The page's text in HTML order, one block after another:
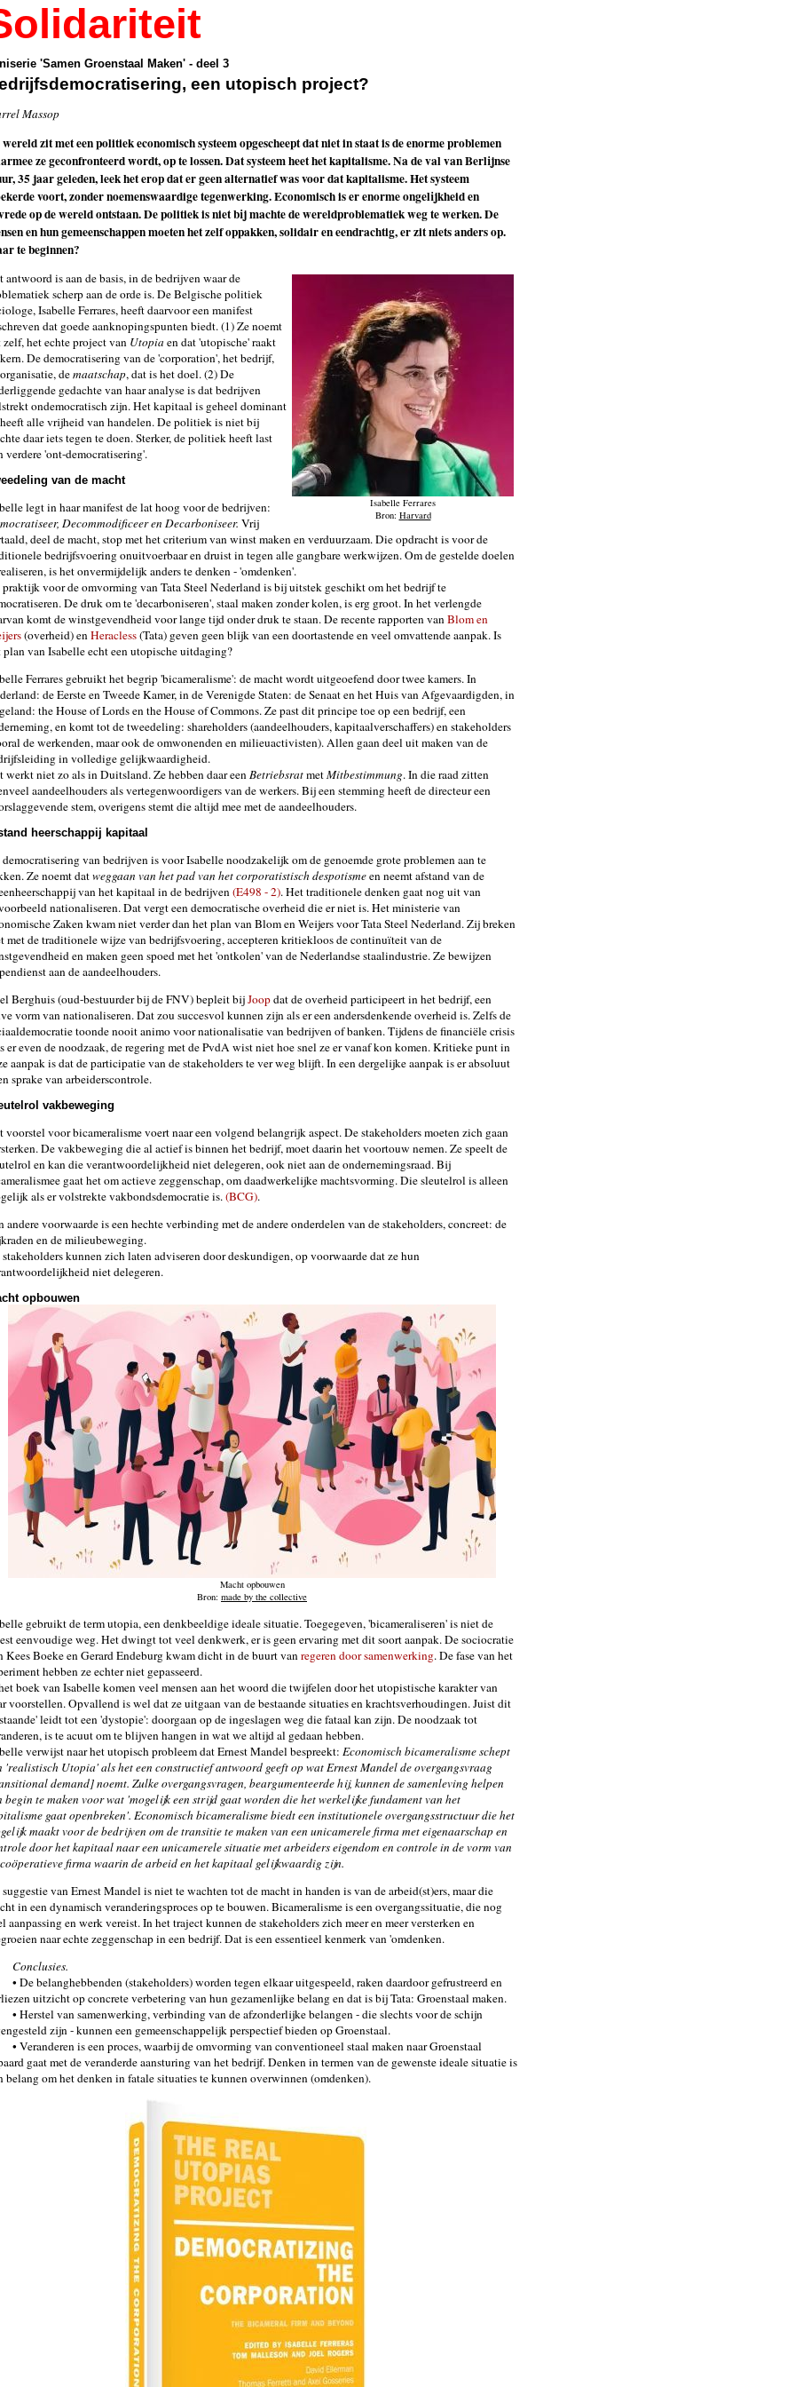
'Samen Groenstaal Maken' - deel 3
een utopisch project?
Massop
zit met een politiek economisch systeem opgescheept dat niet in staat is de enorme problemen
ze geconfronteerd wordt, op te lossen. Dat systeem heet het kapitalisme. Na de val van Berlijnse
35 jaar geleden, leek het erop dat er geen alternatief was voor dat kapitalisme. Het systeem
voort, zonder noemenswaardige tegenwerking. Economisch is er enorme ongelijkheid en
op de wereld ontstaan. De politiek is niet bij machte de wereldproblematiek weg te werken. De
en hun gemeenschappen moeten het zelf oppakken, solidair en eendrachtig, er zit niets anders op.
te beginnen?
Isabelle Ferrares
Bron: Harvard
antwoord is aan de basis, in de bedrijven waar de
scherp aan de orde is. De Belgische politiek
Isabelle Ferrares, heeft daarvoor een manifest
dat goede aanknopingspunten biedt. (1) Ze noemt
zelf, het echte project van Utopia en dat 'utopische' raakt
De democratisering van de 'corporation', het bedrijf,
demaatschap, dat is het doel. (2) De
gedachte van haar analyse is dat bedrijven
ondemocratisch zijn. Het kapitaal is geheel dominant
alle vrijheid van handelen. De politiek is niet bij
daar iets tegen te doen. Sterker, de politiek heeft last
verdere 'ont-democratisering'.
van de macht
legt in haar manifest de lat hoog voor de bedrijven:
Decommodificeer en Decarboniseer. Vrij
deel de macht, stop met het criterium van winst maken en verduurzaam. Die opdracht is voor de
bedrijfsvoering onuitvoerbaar en druist in tegen alle gangbare werkwijzen. Om de gestelde doelen
is het onvermijdelijk anders te denken - 'omdenken'.
praktijk voor de omvorming van Tata Steel Nederland is bij uitstek geschikt om het bedrijf te
De druk om te 'decarboniseren', staal maken zonder kolen, is erg groot. In het verlengde
komt de winstgevendheid voor lange tijd onder druk te staan. De recente rapporten vanBlom en
(overheid) enHeracless(Tata) geven geen blijk van een doortastende en veel omvattende aanpak. Is
plan van Isabelle echt een utopische uitdaging?
Ferrares gebruikt het begrip 'bicameralisme': de macht wordt uitgeoefend door twee kamers. In
de Eerste en Tweede Kamer, in de Verenigde Staten: de Senaat en het Huis van Afgevaardigden, in
the House of Lords en the House of Commons. Ze past dit principe toe op een bedrijf, een
en komt tot de tweedeling: shareholders (aandeelhouders, kapitaalverschaffers) en stakeholders
de werkenden, maar ook de omwonenden en milieuactivisten). Allen gaan deel uit maken van de
in volledige gelijkwaardigheid.
werkt niet zo als in Duitsland. Ze hebben daar eenBetriebsratmetMitbestimmung. In die raad zitten
aandeelhouders als vertegenwoordigers van de werkers. Bij een stemming heeft de directeur een
stem, overigens stemt die altijd mee met de aandeelhouders.
heerschappij kapitaal
van bedrijven is voor Isabelle noodzakelijk om de genoemde grote problemen aan te
Ze noemt datweggaan van het pad van het corporatistisch despotismeen neemt afstand van de
van het kapitaal in de bedrijven(E498 - 2). Het traditionele denken gaat nog uit van
nationaliseren. Dat vergt een democratische overheid die er niet is. Het ministerie van
Zaken kwam niet verder dan het plan van Blom en Weijers voor Tata Steel Nederland. Zij breken
met de traditionele wijze van bedrijfsvoering, accepteren kritiekloos de continuïteit van de
en maken geen spoed met het 'ontkolen' van de Nederlandse staalindustrie. Ze bewijzen
aan de aandeelhouders.
Berghuis (oud-bestuurder bij de FNV) bepleit bijJoopdat de overheid participeert in het bedrijf, een
vorm van nationaliseren. Dat zou succesvol kunnen zijn als er een andersdenkende overheid is. Zelfs de
toonde nooit animo voor nationalisatie van bedrijven of banken. Tijdens de financiële crisis
er even de noodzaak, de regering met de PvdA wist niet hoe snel ze er vanaf kon komen. Kritieke punt in
aanpak is dat de participatie van de stakeholders te ver weg blijft. In een dergelijke aanpak is er absoluut
sprake van arbeiderscontrole.
vakbeweging
voorstel voor bicameralisme voert naar een volgend belangrijk aspect. De stakeholders moeten zich gaan
De vakbeweging die al actief is binnen het bedrijf, moet daarin het voortouw nemen. Ze speelt de
en kan die verantwoordelijkheid niet delegeren, ook niet aan de ondernemingsraad. Bij
gaat het om actieve zeggenschap, om daadwerkelijke machtsvorming. Die sleutelrol is alleen
als er volstrekte vakbondsdemocratie is.(BCG).
andere voorwaarde is een hechte verbinding met de andere onderdelen van de stakeholders, concreet: de
en de milieubeweging.
kunnen zich laten adviseren door deskundigen, op voorwaarde dat ze hun
niet delegeren.
opbouwen
Macht opbouwen
Bron: made by the collective
gebruikt de term utopia, een denkbeeldige ideale situatie. Toegegeven, 'bicameraliseren' is niet de
eenvoudige weg. Het dwingt tot veel denkwerk, er is geen ervaring met dit soort aanpak. De sociocratie
Kees Boeke en Gerard Endeburg kwam dicht in de buurt van regeren door samenwerking. De fase van het
hebben ze echter niet gepasseerd.
boek van Isabelle komen veel mensen aan het woord die twijfelen door het utopistische karakter van
voorstellen. Opvallend is wel dat ze uitgaan van de bestaande situaties en krachtsverhoudingen. Juist dit
leidt tot een 'dystopie': doorgaan op de ingeslagen weg die fataal kan zijn. De noodzaak tot
is te acuut om te blijven hangen in wat we altijd al gedaan hebben.
verwijst naar het utopisch probleem dat Ernest Mandel bespreekt: Economisch bicameralisme schept
'realistisch Utopia' als het een constructief antwoord geeft op wat Ernest Mandel de overgangsvraag
demand] noemt. Zulke overgangsvragen, beargumenteerde hij, kunnen de samenleving helpen
begin te maken voor wat 'mogelijk een strijd gaat worden die het werkelijke fundament van het
gaat openbreken'. Economisch bicameralisme biedt een institutionele overgangsstructuur die het
maakt voor de bedrijven om de transitie te maken van een unicamerele firma met eigenaarschap en
door het kapitaal naar een unicamerele situatie met arbeiders eigendom en controle in de vorm van
firma waarin de arbeid en het kapitaal gelijkwaardig zijn.
van Ernest Mandel is niet te wachten tot de macht in handen is van de arbeid(st)ers, maar die
in een dynamisch veranderingsproces op te bouwen. Bicameralisme is een overgangssituatie, die nog
aanpassing en werk vereist. In het traject kunnen de stakeholders zich meer en meer versterken en
naar echte zeggenschap in een bedrijf. Dat is een essentieel kenmerk van 'omdenken.
Conclusies.
• De belanghebbenden (stakeholders) worden tegen elkaar uitgespeeld, raken daardoor gefrustreerd en
uitzicht op concrete verbetering van hun gezamenlijke belang en dat is bij Tata: Groenstaal maken.
• Herstel van samenwerking, verbinding van de afzonderlijke belangen - die slechts voor de schijn
zijn - kunnen een gemeenschappelijk perspectief bieden op Groenstaal.
• Veranderen is een proces, waarbij de omvorming van conventioneel staal maken naar Groenstaal
gaat met de veranderde aansturing van het bedrijf. Denken in termen van de gewenste ideale situatie is
belang om het denken in fatale situaties te kunnen overwinnen (omdenken).